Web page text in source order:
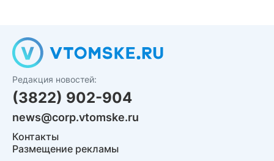
Редакция новостей:
(3822) 902-904
news@corp.vtomske.ru
Контакты
Размещение рекламы